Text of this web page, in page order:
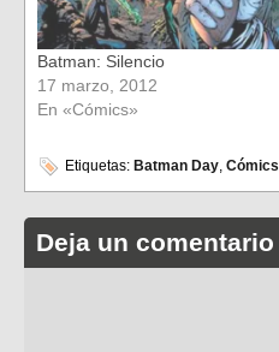
Batman: Silencio
17 marzo, 2012
En «Cómics»
Etiquetas: Batman Day, Cómics
Deja un comentario